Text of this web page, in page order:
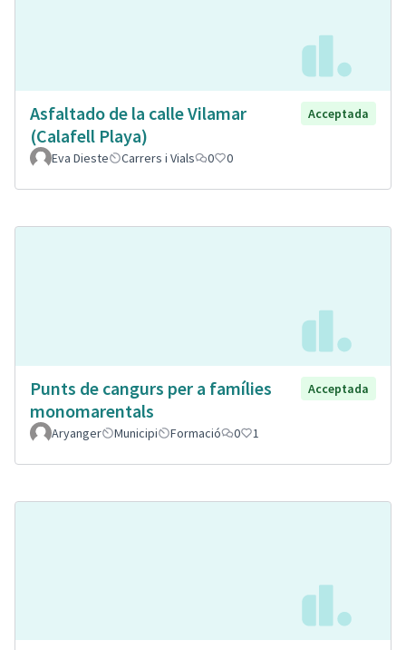
Asfaltado de la calle Vilamar
(Calafell Playa)
Acceptada
Eva Dieste Carrers i Vials 0 0
Punts de cangurs per a famílies
monomarentals
Acceptada
Aryanger Municipi Formació 0 1